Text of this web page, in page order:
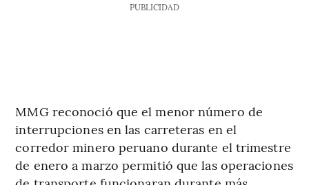
PUBLICIDAD
MMG reconoció que el menor número de
interrupciones en las carreteras en el
corredor minero peruano durante el trimestre
de enero a marzo permitió que las operaciones